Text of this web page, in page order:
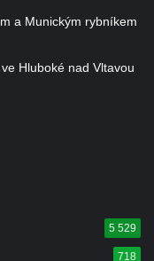
a Munickým rybníkem
Hluboké nad Vltavou
5 529
718